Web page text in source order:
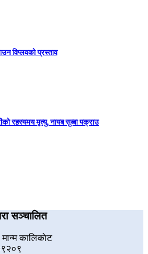
विप्लवको प्रस्ताव
रहस्यमय मृत्यु, नायब सुब्बा पक्राउ
सञ्चालित
कालिकाेट